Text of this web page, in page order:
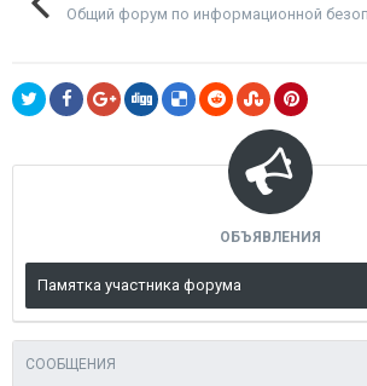
Общий форум по информационной
ОБЪЯВЛЕНИЯ
Памятка участника форума
СООБЩЕНИЯ